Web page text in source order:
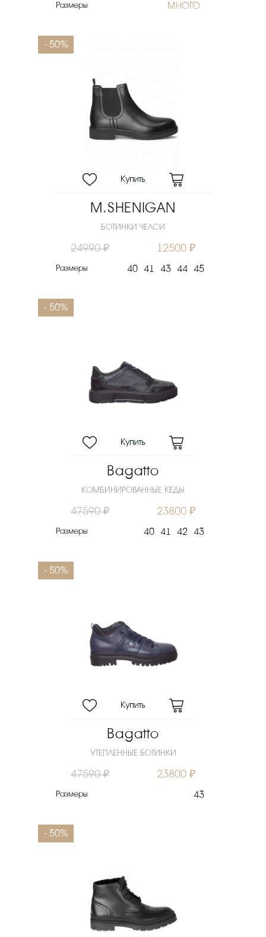
Размеры МНОГО
- 50%
M.SHENIGAN
БОТИНКИ ЧЕЛСИ
24990 ₽ 12500 ₽
Размеры 40 41 43 44 45
- 50%
Bagatto
КОМБИНИРОВАННЫЕ КЕДЫ
47590 ₽ 23800 ₽
Размеры 40 41 42 43
- 50%
Bagatto
УТЕПЛЕННЫЕ БОТИНКИ
47590 ₽ 23800 ₽
Размеры 43
- 50%